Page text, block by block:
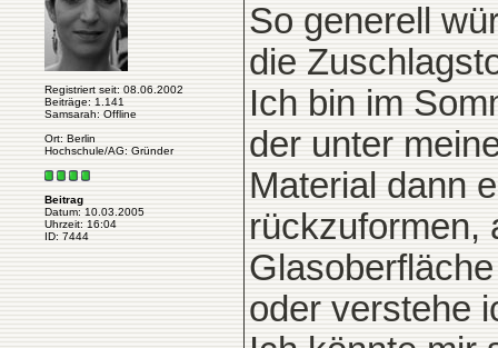
Registriert seit: 08.06.2002
Beiträge: 1.141
Samsarah: Offline
Ort: Berlin
Hochschule/AG: Gründer
Beitrag
Datum: 10.03.2005
Uhrzeit: 16:04
ID: 7444
So generell
die
Ich bin im
der unter
Material dann
rückzuformen,
oder verstehe